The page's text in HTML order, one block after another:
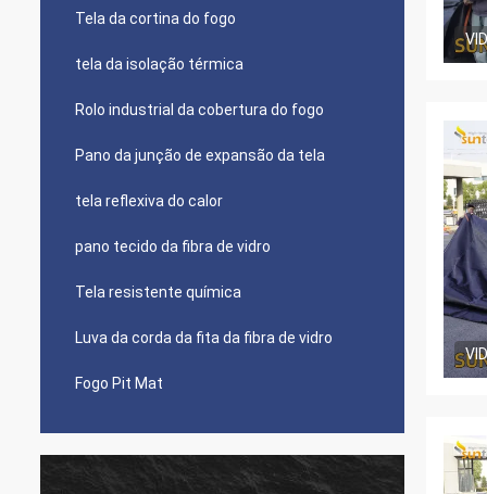
Tela da cortina do fogo
tela da isolação térmica
Rolo industrial da cobertura do fogo
Pano da junção de expansão da tela
tela reflexiva do calor
pano tecido da fibra de vidro
Tela resistente química
Luva da corda da fita da fibra de vidro
Fogo Pit Mat